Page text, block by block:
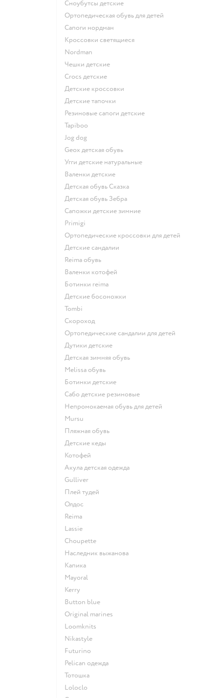
Сноубутсы детские
Ортопедическая обувь для детей
Сапоги нордман
Кроссовки светящиеся
Nordman
Чешки детские
Crocs детские
Детские кроссовки
Детские тапочки
Резиновые сапоги детские
Tapiboo
Jog dog
Geox детская обувь
Угги детские натуральные
Валенки детские
Детская обувь Сказка
Детская обувь Зебра
Сапожки детские зимние
Primigi
Ортопедические кроссовки для детей
Детские сандалии
Reima обувь
Валенки котофей
Ботинки reima
Детские босоножки
Tombi
Скороход
Ортопедические сандалии для детей
Дутики детские
Детская зимняя обувь
Melissa обувь
Ботинки детские
Сабо детские резиновые
Непромокаемая обувь для детей
Mursu
Пляжная обувь
Детские кеды
Котофей
Акула детская одежда
Gulliver
Плей тудей
Олдос
Reima
Lassie
Choupette
Наследник выжанова
Капика
Mayoral
Kerry
Button blue
Original marines
Loomknits
Nikastyle
Futurino
Pelican одежда
Тотошка
Loloclo